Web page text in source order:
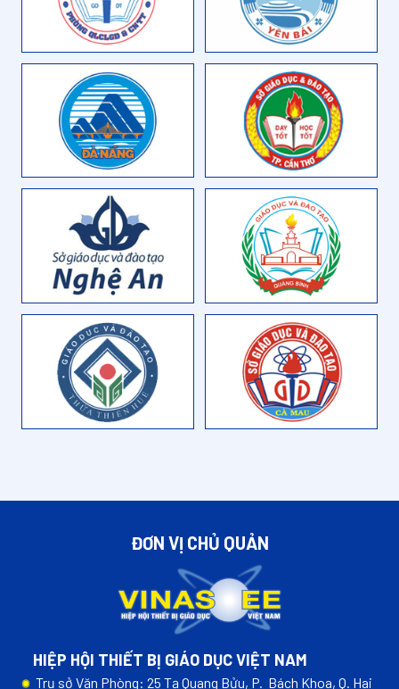
ĐƠN VỊ CHỦ QUẢN
HIỆP HỘI THIẾT BỊ GIÁO DỤC VIỆT NAM
Trụ sở Văn Phòng: 25 Tạ Quang Bửu, P. Bách Khoa, Q. Hai